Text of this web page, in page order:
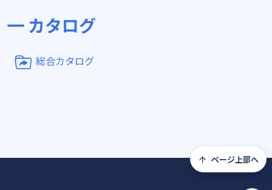
カタログ
総合カタログ
ページ上部へ